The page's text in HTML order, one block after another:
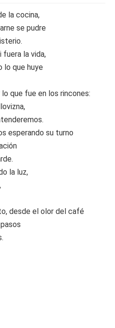
la cocina,
se pudre
fuera la vida,
lo que huye
que fue en los rincones:
esperando su turno
la luz,
desde el olor del café